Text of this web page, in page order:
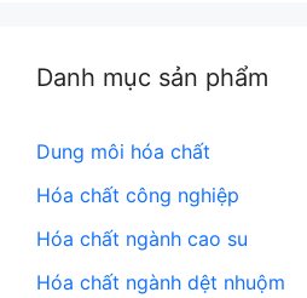
Danh mục sản phẩm
Dung môi hóa chất
Hóa chất công nghiệp
Hóa chất ngành cao su
Hóa chất ngành dệt nhuộm